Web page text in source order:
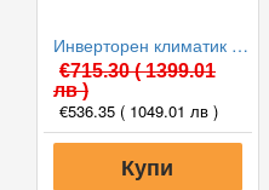
Инверторен климатик Crown CIT-12FO62AS, 12 000 BTU, Клас A++
€715.30( 1399.01
лв )
€536.35 ( 1049.01 лв )
Купи